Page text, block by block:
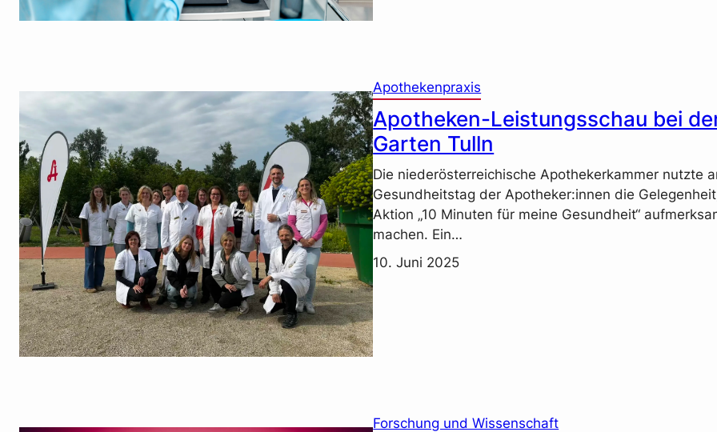
Apothekenpraxis
Apotheken-Leistungsschau bei
Garten Tulln
Die niederösterreichische Apothekerkammer nutzte
Gesundheitstag der Apotheker:innen die
Aktion „10 Minuten für meine Gesundheit“
machen. Ein…
10. Juni 2025
Forschung und Wissenschaft